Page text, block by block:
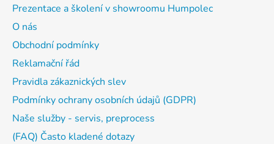
Prezentace a školení v showroomu Humpolec
O nás
Obchodní podmínky
Reklamační řád
Pravidla zákaznických slev
Podmínky ochrany osobních údajů (GDPR)
Naše služby - servis, preprocess
(FAQ) Často kladené dotazy